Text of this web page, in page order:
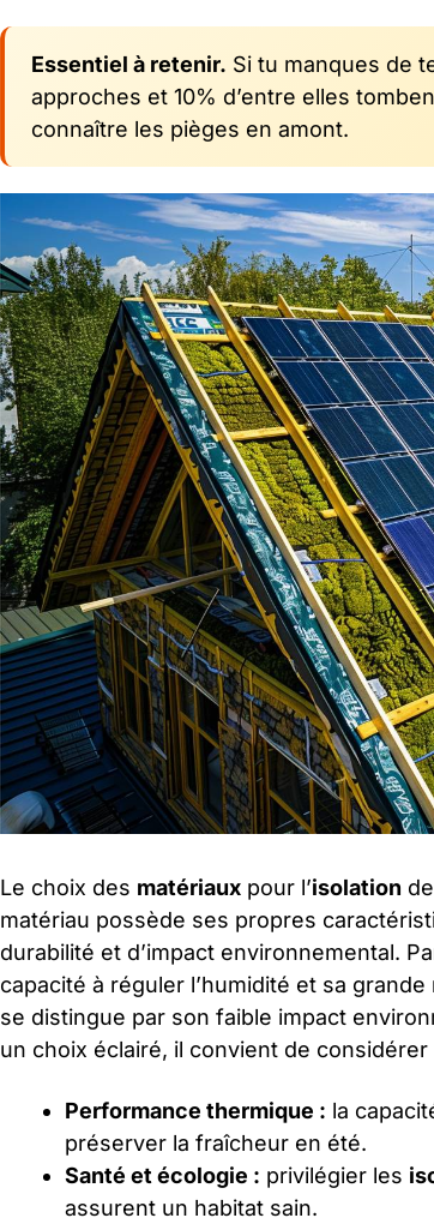
Essentiel à retenir. Si tu manques de
approches et 10% d’entre elles
connaître les pièges en amont.
Le choix des matériaux pour l’isolation
matériau possède ses propres
durabilité et d’impact environnemental.
capacité à réguler l’humidité et sa
se distingue par son faible impact
un choix éclairé, il convient de
Performance thermique : la
préserver la fraîcheur en été.
Santé et écologie : privilégier les
assurent un habitat sain.